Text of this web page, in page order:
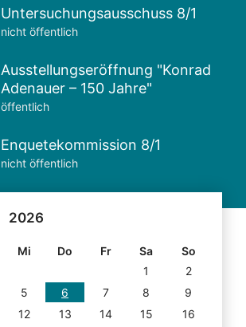
Untersuchungsausschuss 8/1
nicht öffentlich
Ausstellungseröffnung "Konrad
Adenauer – 150 Jahre"
öffentlich
Enquetekommission 8/1
nicht öffentlich
2026
Mi Do Fr Sa
So
1
2
5 6 7 8
9
12 13 14 15
16